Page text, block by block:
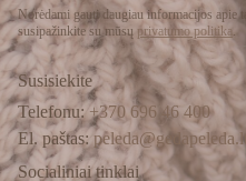
Norėdami gauti daugiau informacijos apie
susipažinkite su mūsų privatumo politika.
Susisiekite
Telefonu: +370 696 46 400
El. paštas: peleda@gedapeleda.lt
Socialiniai tinklai